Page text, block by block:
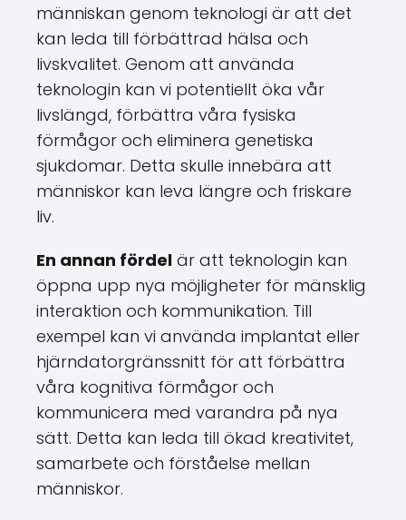
människan genom teknologi är att det
kan leda till förbättrad hälsa och
livskvalitet. Genom att använda
teknologin kan vi potentiellt öka vår
livslängd, förbättra våra fysiska
förmågor och eliminera genetiska
sjukdomar. Detta skulle innebära att
människor kan leva längre och friskare
liv.
En annan fördel är att teknologin kan
öppna upp nya möjligheter för mänsklig
interaktion och kommunikation. Till
exempel kan vi använda implantat eller
hjärndatorgränssnitt för att förbättra
våra kognitiva förmågor och
kommunicera med varandra på nya
sätt. Detta kan leda till ökad kreativitet,
samarbete och förståelse mellan
människor.